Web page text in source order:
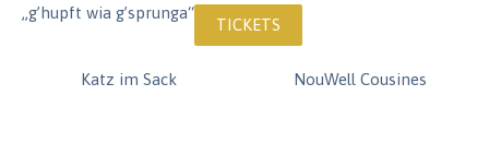
„g’hupft wia g’sprunga“
TICKETS
Katz im Sack NouWell Cousines